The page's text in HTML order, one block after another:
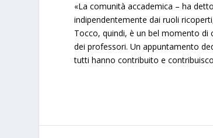
«La comunità accademica – ha
indipendentemente dai ruoli
Tocco, quindi, è un bel momento di
dei professori. Un appuntamento
tutti hanno contribuito e